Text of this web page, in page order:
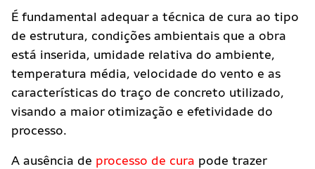
É fundamental adequar a técnica de cura ao tipo
de estrutura, condições ambientais que a obra
está inserida, umidade relativa do ambiente,
temperatura média, velocidade do vento e as
características do traço de concreto utilizado,
visando a maior otimização e efetividade do
processo.
A ausência de processo de cura pode trazer